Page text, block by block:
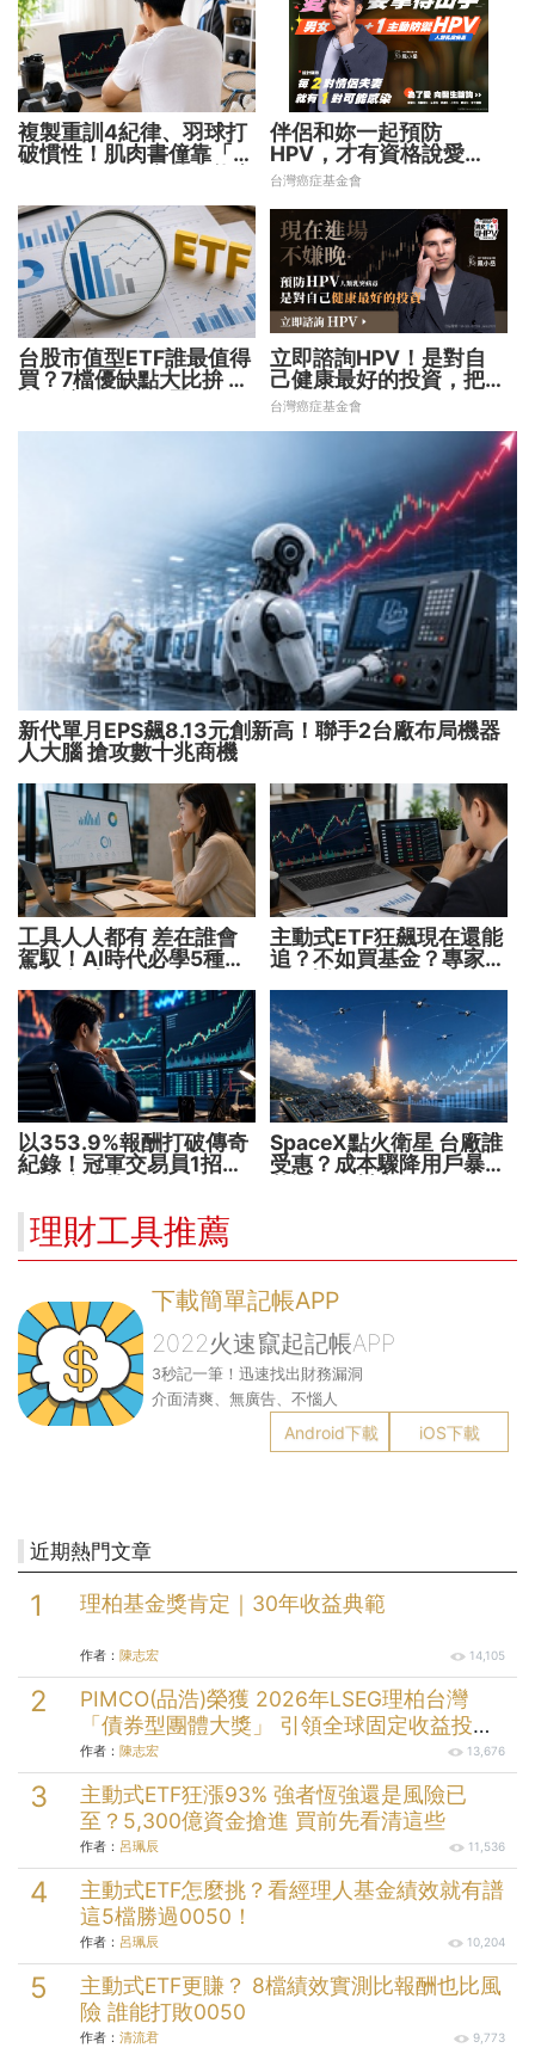
複製重訓4紀律、羽球打
破慣性！肌肉書僮靠「動
伴侶和妳一起預防
HPV，才有資格說愛
妳！
台灣癌症基金會
台股市值型ETF誰最值得
買？7檔優缺點大比拚 找
立即諮詢HPV！是對自
己健康最好的投資，把握
現在不嫌晚！
台灣癌症基金會
新代單月EPS飆8.13元創新高！聯手2台廠布局機器
人大腦 搶攻數十兆商機
工具人人都有 差在誰會
駕馭！AI時代必學5種能
主動式ETF狂飆現在還能
追？不如買基金？專家親
以353.9%報酬打破傳奇
紀錄！冠軍交易員1招抓
SpaceX點火衛星 台廠誰
受惠？成本驟降用戶暴增
理財工具推薦
下載簡單記帳APP
2022火速竄起記帳APP
3秒記一筆！迅速找出財務漏洞
介面清爽、無廣告、不惱人
Android下載 iOS下載
近期熱門文章
理柏基金獎肯定｜30年收益典範
作者： 陳志宏 14,105
PIMCO(品浩)榮獲 2026年LSEG理柏台灣
「債券型團體大獎」 引領全球固定收益投資
逾半世紀的投資實力
作者： 陳志宏 13,676
主動式ETF狂漲93% 強者恆強還是風險已
至？5,300億資金搶進 買前先看清這些
作者： 呂珮辰 11,536
主動式ETF怎麼挑？看經理人基金績效就有譜
這5檔勝過0050！
作者： 呂珮辰 10,204
主動式ETF更賺？ 8檔績效實測比報酬也比風
險 誰能打敗0050
作者： 清流君 9,773